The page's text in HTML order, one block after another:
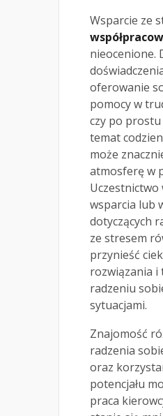
Wsparcie ze
nieocenione.
oferowanie
pomocy w
czy po
temat
może
atmosferę w
Uczestnictwo
wsparcia lub
dotyczących
ze stresem
przynieść
rozwiązania i
radzeniu
sytuacjami.
Znajomość
radzenia
oraz
potencjału
praca